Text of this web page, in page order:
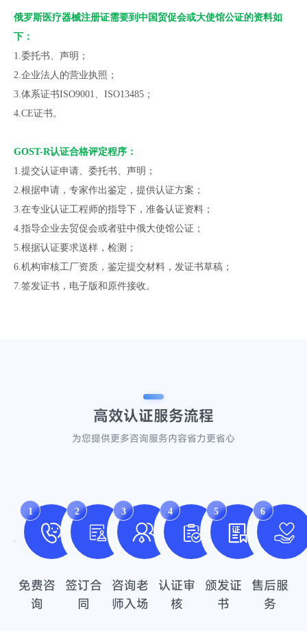
俄罗斯医疗器械注册证需要到中国贸促会或大使馆公证的资料如
下：
1.委托书、声明；
2.企业法人的营业执照；
3.体系证书ISO9001、ISO13485；
4.CE证书。
GOST-R认证合格评定程序：
1.提交认证申请、委托书、声明；
2.根据申请，专家作出鉴定，提供认证方案；
3.在专业认证工程师的指导下，准备认证资料；
4.指导企业去贸促会或者驻中俄大使馆公证；
5.根据认证要求送样，检测；
6.机构审核工厂资质，鉴定提交材料，发证书草稿；
7.签发证书，电子版和原件接收。
高效认证服务流程
为您提供更多咨询服务内容省力更省心
1
免费咨
询
2
签订合
同
3
咨询老
师入场
4
认证审
核
5
颁发证
书
6
售后服
务